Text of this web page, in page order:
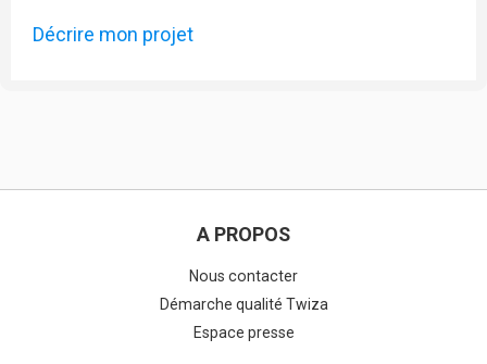
Décrire mon projet
A PROPOS
Nous contacter
Démarche qualité Twiza
Espace presse